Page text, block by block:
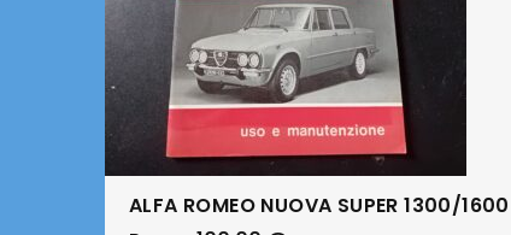
ALFA ROMEO NUOVA SUPER 1300/1600